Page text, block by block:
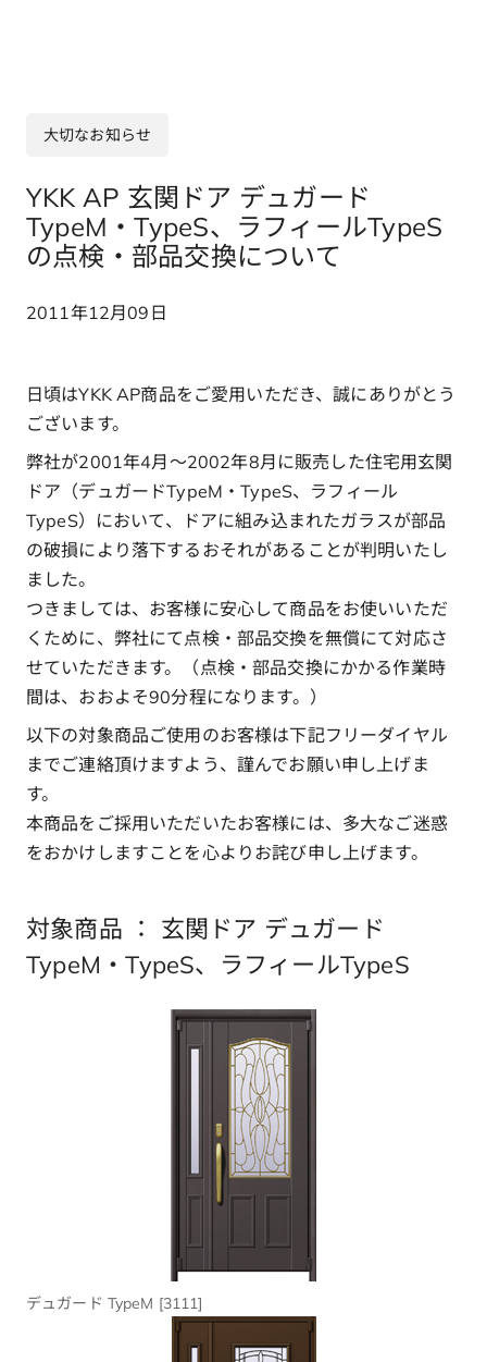
大切なお知らせ
YKK AP 玄関ドア デュガード
TypeM・TypeS、ラフィールTypeS
の点検・部品交換について
2011年12月09日
日頃はYKK AP商品をご愛用いただき、誠にありがとう
ございます。
弊社が2001年4月～2002年8月に販売した住宅用玄関
ドア（デュガードTypeM・TypeS、ラフィール
TypeS）において、ドアに組み込まれたガラスが部品
の破損により落下するおそれがあることが判明いたし
ました。
つきましては、お客様に安心して商品をお使いいただ
くために、弊社にて点検・部品交換を無償にて対応さ
せていただきます。（点検・部品交換にかかる作業時
間は、おおよそ90分程になります。）
以下の対象商品ご使用のお客様は下記フリーダイヤル
までご連絡頂けますよう、謹んでお願い申し上げま
す。
本商品をご採用いただいたお客様には、多大なご迷惑
をおかけしますことを心よりお詫び申し上げます。
対象商品 ： 玄関ドア デュガード
TypeM・TypeS、ラフィールTypeS
デュガード TypeM [3111]